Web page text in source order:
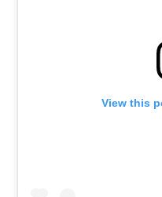
View this